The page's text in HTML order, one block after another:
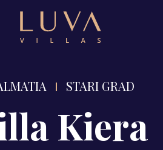
STARI GRAD
Kiera